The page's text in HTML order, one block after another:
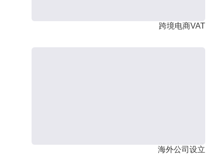
跨境电商VAT
海外公司设立